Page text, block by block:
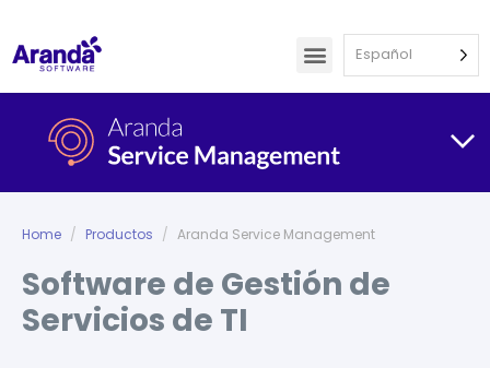
Español
Home Productos Aranda Service Management
Software de Gestión de
Servicios de TI